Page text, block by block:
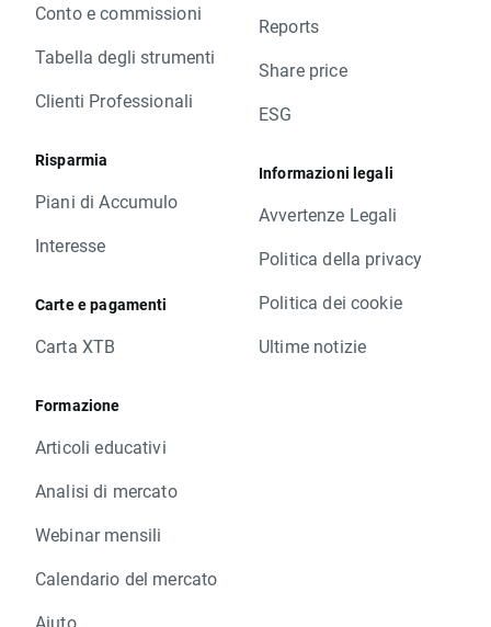
Conto e commissioni
Tabella degli strumenti
Clienti Professionali
Risparmia
Piani di Accumulo
Interesse
Carte e pagamenti
Carta XTB
Formazione
Articoli educativi
Analisi di mercato
Webinar mensili
Calendario del mercato
Aiuto
Reports
Share price
ESG
Informazioni legali
Avvertenze Legali
Politica della privacy
Politica dei cookie
Ultime notizie